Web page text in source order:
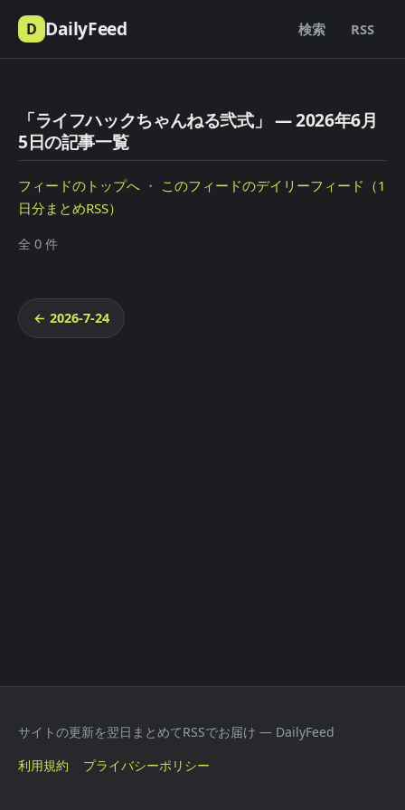
D DailyFeed 検索 RSS
「ライフハックちゃんねる弐式」 — 2026年6月
5日の記事一覧
フィードのトップへ ・ このフィードのデイリーフィード（1
日分まとめRSS）
全 0 件
← 2026-7-24
サイトの更新を翌日まとめてRSSでお届け — DailyFeed
利用規約
プライバシーポリシー